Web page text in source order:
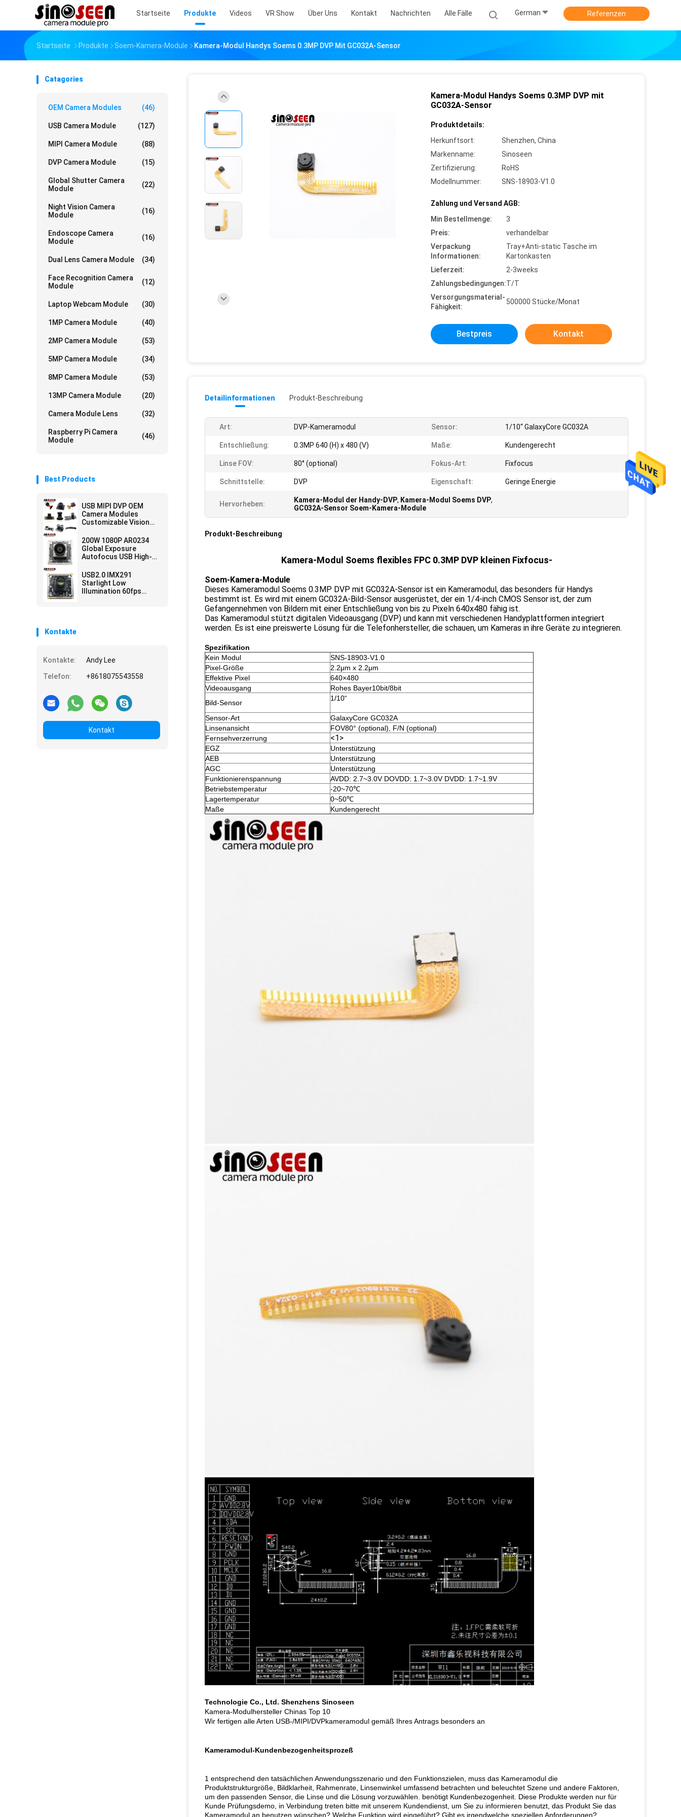
Startseite Produkte Videos VR Show Über Uns Kontakt Nachrichten Alle Fälle German Referenzen
Startseite Produkte Soem-Kamera-Module Kamera-Modul Handys Soems 0.3MP DVP Mit GC032A-Sensor
Catagories
OEM Camera Modules (46)
USB Camera Module (127)
MIPI Camera Module (88)
DVP Camera Module (15)
Global Shutter Camera
Module
(22)
Night Vision Camera
Module
(16)
Endoscope Camera
Module
(16)
Dual Lens Camera Module (34)
Face Recognition Camera
Module
(12)
Laptop Webcam Module (30)
1MP Camera Module (40)
2MP Camera Module (53)
5MP Camera Module (34)
8MP Camera Module (53)
13MP Camera Module (20)
Camera Module Lens (32)
Raspberry Pi Camera
Module
(46)
Best Products
USB MIPI DVP OEM
Camera Modules
Customizable Vision
200W 1080P AR0234
Global Exposure
Autofocus USB High-
Camera Module
USB2.0 IMX291
Starlight Low
Illumination 60fps
Kontakte
Kontakte:
Andy Lee
Telefon:
+8618075543558
Kontakt
Kamera-Modul Handys Soems 0.3MP DVP mit
GC032A-Sensor
Produktdetails:
Herkunftsort:
Shenzhen, China
Markenname:
Sinoseen
Zertifizierung:
RoHS
Modellnummer:
SNS-18903-V1.0
Zahlung und Versand AGB:
Min Bestellmenge:
3
Preis:
verhandelbar
Verpackung
Informationen:
Tray+Anti-static Tasche im
Kartonkasten
Lieferzeit:
2-3weeks
Zahlungsbedingungen:T/T
Versorgungsmaterial-
Fähigkeit:
500000 Stücke/Monat
Bestpreis Kontakt
Detailinformationen Produkt-Beschreibung
Art: DVP-Kameramodul Sensor: 1/10“ GalaxyCore GC032A
Entschließung: 0.3MP 640 (H) x 480 (V) Maße: Kundengerecht
Linse FOV: 80° (optional) Fokus-Art: Fixfocus
Schnittstelle: DVP Eigenschaft: Geringe Energie
Hervorheben: Kamera-Modul der Handy-DVP, Kamera-Modul Soems DVP,
GC032A-Sensor Soem-Kamera-Module
Produkt-Beschreibung
Kamera-Modul Soems flexibles FPC 0.3MP DVP kleinen Fixfocus-
Soem-Kamera-Module
Dieses Kameramodul Soems 0.3MP DVP mit GC032A-Sensor ist ein Kameramodul, das besonders für Handys
bestimmt ist. Es wird mit einem GC032A-Bild-Sensor ausgerüstet, der ein 1/4-inch CMOS Sensor ist, der zum
Gefangennehmen von Bildern mit einer Entschließung von bis zu Pixeln 640x480 fähig ist.
Das Kameramodul stützt digitalen Videoausgang (DVP) und kann mit verschiedenen Handyplattformen integriert
werden. Es ist eine preiswerte Lösung für die Telefonhersteller, die schauen, um Kameras in ihre Geräte zu integrieren.
Spezifikation
Kein Modul
SNS-18903-V1.0
Pixel-Größe
2.2μm x 2.2μm
Effektive Pixel
640×480
Videoausgang
Rohes Bayer10bit/8bit
Bild-Sensor
1/10“
Sensor-Art
GalaxyCore GC032A
Linsenansicht
FOV80° (optional), F/N (optional)
Fernsehverzerrung
<1>
EGZ
Unterstützung
AEB
Unterstützung
AGC
Unterstützung
Funktionierenspannung
AVDD: 2.7~3.0V DOVDD: 1.7~3.0V DVDD: 1.7~1.9V
Betriebstemperatur
-20~70℃
Lagertemperatur
0~50℃
Maße
Kundengerecht
Technologie Co., Ltd. Shenzhens Sinoseen
Kamera-Modulhersteller Chinas Top 10
Wir fertigen alle Arten USB-/MIPI/DVPkameramodul gemäß Ihres Antrags besonders an
Kameramodul-Kundenbezogenheitsprozeß
1 entsprechend den tatsächlichen Anwendungsszenario und den Funktionszielen, muss das Kameramodul die
Produktstrukturgröße, Bildklarheit, Rahmenrate, Linsenwinkel umfassend betrachten und beleuchtet Szene und andere Faktoren,
um den passenden Sensor, die Linse und die Lösung vorzuwählen. benötigt Kundenbezogenheit. Diese Produkte werden nur für
Kunde Prüfungsdemo, in Verbindung treten bitte mit unserem Kundendienst, um Sie zu informieren benutzt, das Produkt Sie das
Kameramodul an benutzen wünschen? Welche Funktion wird eingeführt? Gibt es irgendwelche speziellen Anforderungen?